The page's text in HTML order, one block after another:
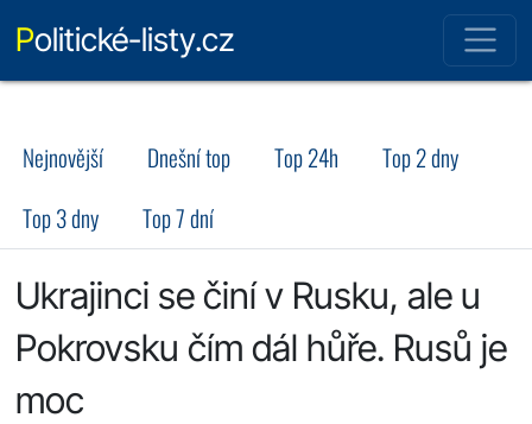
Politické-listy.cz
Nejnovější Dnešní top Top 24h
Top 2 dny
Top 3 dny
Top 7 dní
Ukrajinci se činí v Rusku, ale u
Pokrovsku čím dál hůře. Rusů je
moc